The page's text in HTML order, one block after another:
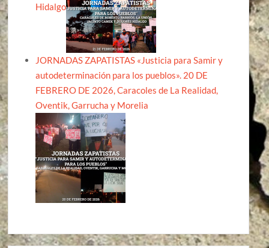
Hidalgo
JORNADAS ZAPATISTAS «Justicia para Samir y
autodeterminación para los pueblos». 20 DE
FEBRERO DE 2026, Caracoles de La Realidad,
Oventik, Garrucha y Morelia